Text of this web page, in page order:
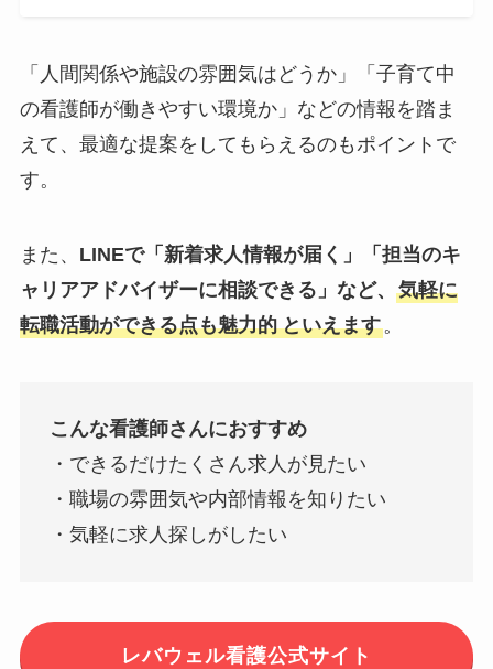
「人間関係や施設の雰囲気はどうか」「子育て中
の看護師が働きやすい環境か」などの情報を踏ま
えて、最適な提案をしてもらえるのもポイントで
す。
また、 LINEで「新着求人情報が届く」「担当のキ
ャリアアドバイザーに相談できる」など、 気軽に
転職活動ができる点も魅力的 といえます。
こんな看護師さんにおすすめ
・できるだけたくさん求人が見たい
・職場の雰囲気や内部情報を知りたい
・気軽に求人探しがしたい
レバウェル看護公式サイト